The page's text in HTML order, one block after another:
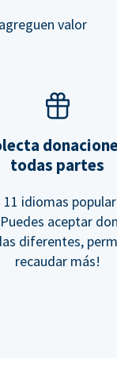
valor
todas partes
idiomas
aceptar
diferentes,
recaudar más!